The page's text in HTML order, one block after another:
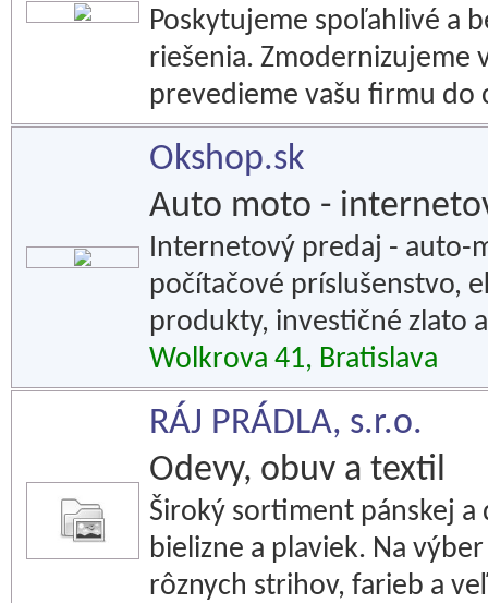
Poskytujeme spoľahlivé a
riešenia. Zmodernizujeme
prevedieme vašu firmu do
Okshop.sk
Auto moto -
Internetový predaj - auto-
počítačové príslušenstvo,
produkty, investičné zlato
Wolkrova 41, Bratislava
RÁJ PRÁDLA, s.r.o.
Odevy, obuv a textil
Široký sortiment pánskej
bielizne a plaviek. Na
rôznych strihov, farieb a